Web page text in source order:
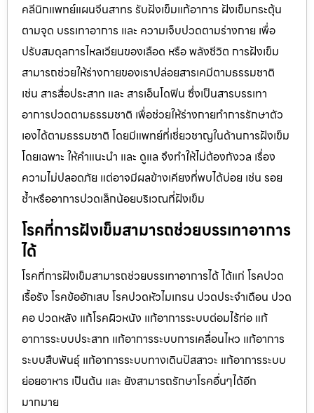
คลีนิกแพทย์แผนจีนสาทร รับฝังเข็มแก้อาการ ฝังเข็มกระตุ้น
ตามจุด บรรเทาอาการ และ ความเจ็บปวดตามร่างกาย เพื่อ
ปรับสมดุลการไหลเวียนของเลือด หรือ พลังชีวิต การฝังเข็ม
สามารถช่วยให้ร่างกายของเราปล่อยสารเคมีตามธรรมชาติ
เช่น สารสื่อประสาท และ สารเอ็นโดฟิน ซึ่งเป็นสารบรรเทา
อาการปวดตามธรรมชาติ เพื่อช่วยให้ร่างกายทำการรักษาตัว
เองได้ตามธรรมชาติ โดยมีแพทย์ที่เชี่ยวชาญในด้านการฝังเข็ม
โดยเฉพาะ ให้คำแนะนำ และ ดูแล จึงทำให้ไม่ต้องกังวล เรื่อง
ความไม่ปลอดภัย แต่อาจมีผลข้างเคียงที่พบได้บ่อย เช่น รอย
ช้ำหรืออาการปวดเล็กน้อยบริเวณที่ฝังเข็ม
โรคที่การฝังเข็มสามารถช่วยบรรเทาอาการ
ได้
โรคที่การฝังเข็มสามารถช่วยบรรเทาอาการได้ ได้แก่ โรคปวด
เรื้อรัง โรคข้ออักเสบ โรคปวดหัวไมเกรน ปวดประจําเดือน ปวด
คอ ปวดหลัง แก้โรคผิวหนัง แก้อาการระบบต่อมไร้ท่อ แก้
อาการระบบประสาท แก้อาการระบบการเคลื่อนไหว แก้อาการ
ระบบสืบพันธุ์ แก้อาการระบบทางเดินปัสสาวะ แก้อาการระบบ
ย่อยอาหาร เป็นต้น และ ยังสามารถรักษาโรคอื่นๆได้อีก
มากมาย